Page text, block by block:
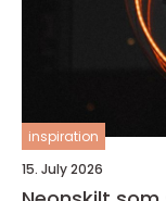
inspiration
15. July 2026